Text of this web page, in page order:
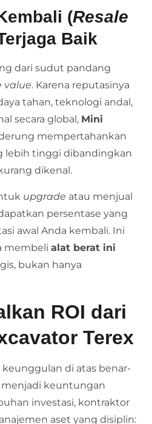
(Resale
Baik
dari sudut pandang
value. Karena reputasinya
tahan, teknologi andal,
secara global, Mini
mempertahankan
lebih tinggi dibandingkan
dikenal.
upgrade atau menjual
persentase yang
awal Anda kembali. Ini
membeli alat berat ini
bukan hanya
ROI dari
Terex
di atas benar-
keuntungan
investasi, kontraktor
aset yang disiplin: